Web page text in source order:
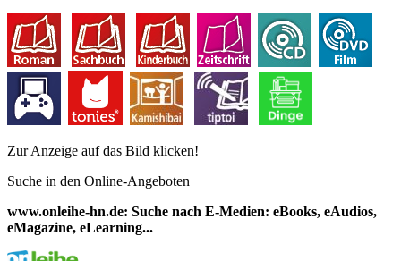
Zur Anzeige auf das Bild klicken!
Suche in den Online-Angeboten
www.onleihe-hn.de: Suche nach E-Medien: eBooks, eAudios,
eMagazine, eLearning...